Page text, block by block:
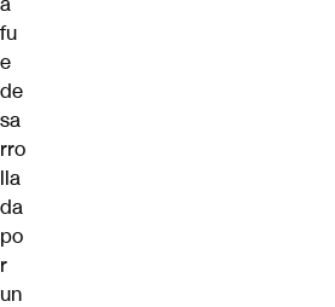
fu
e
de
sa
rro
lla
da
po
r
un